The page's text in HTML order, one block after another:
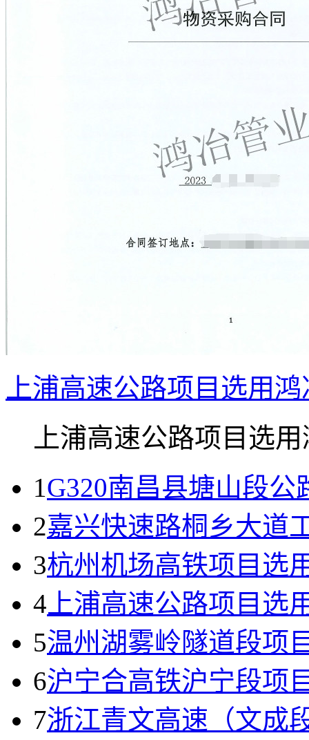
上浦高速公路项目选用
上浦高速公路项目选
1G320南昌县塘山段
2嘉兴快速路桐乡大道
3杭州机场高铁项目选
4 上浦高速公路项目选
5温州湖雾岭隧道段项
6沪宁合高铁沪宁段项
7浙江青文高速（文成